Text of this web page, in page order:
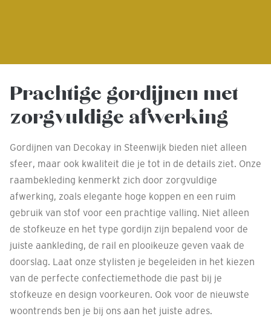
Prachtige gordijnen met
zorgvuldige afwerking
Gordijnen van Decokay in Steenwijk bieden niet alleen
sfeer, maar ook kwaliteit die je tot in de details ziet. Onze
raambekleding kenmerkt zich door zorgvuldige
afwerking, zoals elegante hoge koppen en een ruim
gebruik van stof voor een prachtige valling. Niet alleen
de stofkeuze en het type gordijn zijn bepalend voor de
juiste aankleding, de rail en plooikeuze geven vaak de
doorslag. Laat onze stylisten je begeleiden in het kiezen
van de perfecte confectiemethode die past bij je
stofkeuze en design voorkeuren. Ook voor de nieuwste
woontrends ben je bij ons aan het juiste adres.